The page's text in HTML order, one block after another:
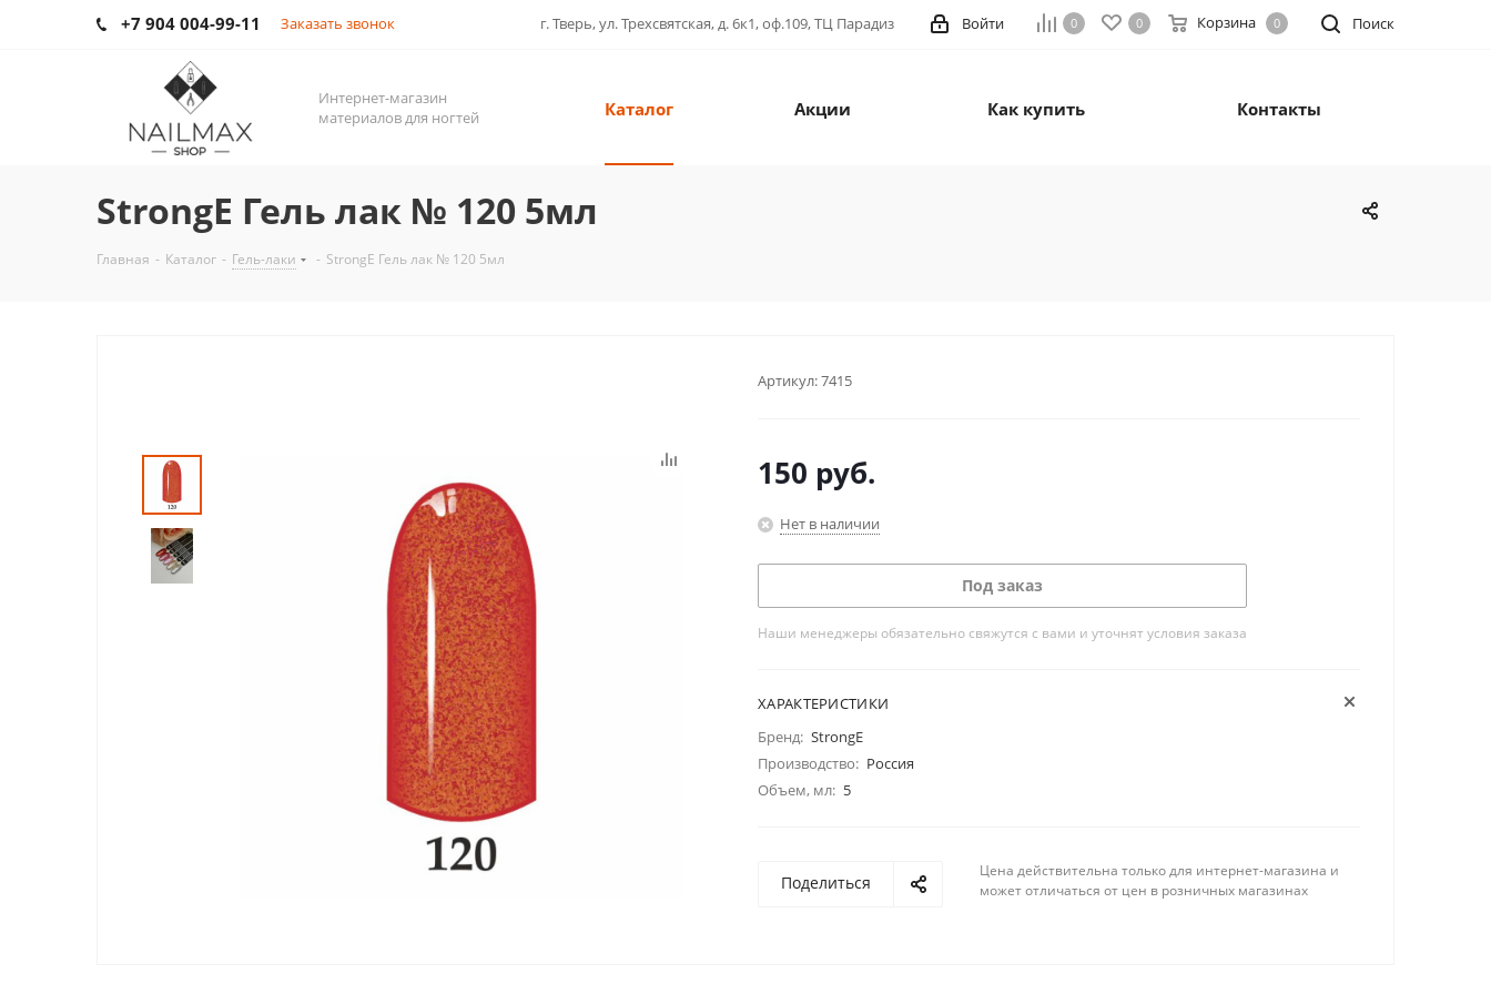
+7 904 004-99-11 Заказать звонок г. Тверь, ул. Трехсвятская, д. 6к1, оф.109, ТЦ Парадиз Поиск
0 0 Корзина 0
Войти
Интернет-магазин
материалов для ногтей
Каталог Акции Как купить Контакты
StrongE Гель лак № 120 5мл
Главная - Каталог - Гель-лаки - StrongE Гель лак № 120 5мл
Артикул:7415
150 руб.
Нет в наличии
Под заказ
Наши менеджеры обязательно свяжутся с вами и уточнят условия заказа
ХАРАКТЕРИСТИКИ
Бренд: StrongE
Производство: Россия
Объем, мл: 5
Поделиться
Цена действительна только для интернет-магазина и
может отличаться от цен в розничных магазинах